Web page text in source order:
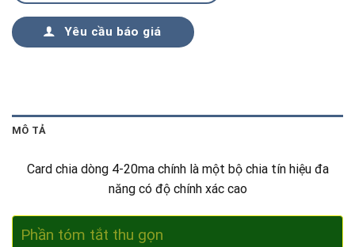
Yêu cầu báo giá
MÔ TẢ
Card chia dòng 4-20ma chính là một bộ chia tín hiệu đa
năng có độ chính xác cao
Phần tóm tắt thu gọn